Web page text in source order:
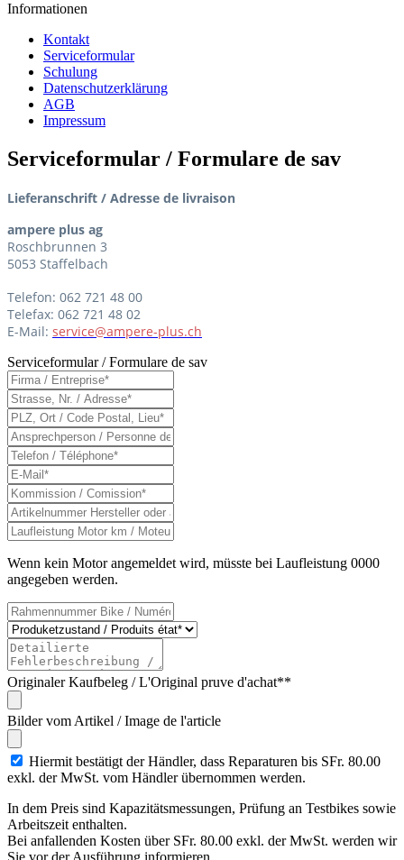
Informationen
Kontakt
Serviceformular
Schulung
Datenschutzerklärung
AGB
Impressum
Serviceformular / Formulare de sav
Lieferanschrift / Adresse de livraison
ampere plus ag
Roschbrunnen 3
5053 Staffelbach
Telefon: 062 721 48 00
Telefax: 062 721 48 02
E-Mail: service@ampere-plus.ch
Serviceformular / Formulare de sav
Wenn kein Motor angemeldet wird, müsste bei Laufleistung 0000
angegeben werden.
Originaler Kaufbeleg / L'Original pruve d'achat**
Bilder vom Artikel / Image de l'article
Hiermit bestätigt der Händler, dass Reparaturen bis SFr. 80.00
exkl. der MwSt. vom Händler übernommen werden.
In dem Preis sind Kapazitätsmessungen, Prüfung an Testbikes sowie
Arbeitszeit enthalten.
Bei anfallenden Kosten über SFr. 80.00 exkl. der MwSt. werden wir
Sie vor der Ausführung informieren.